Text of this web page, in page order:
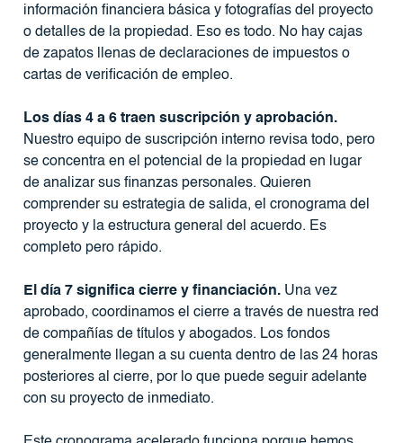
información financiera básica y fotografías del proyecto
o detalles de la propiedad. Eso es todo. No hay cajas
de zapatos llenas de declaraciones de impuestos o
cartas de verificación de empleo.
Los días 4 a 6 traen suscripción y aprobación.
Nuestro equipo de suscripción interno revisa todo, pero
se concentra en el potencial de la propiedad en lugar
de analizar sus finanzas personales. Quieren
comprender su estrategia de salida, el cronograma del
proyecto y la estructura general del acuerdo. Es
completo pero rápido.
El día 7 significa cierre y financiación.Una vez
aprobado, coordinamos el cierre a través de nuestra red
de compañías de títulos y abogados. Los fondos
generalmente llegan a su cuenta dentro de las 24 horas
posteriores al cierre, por lo que puede seguir adelante
con su proyecto de inmediato.